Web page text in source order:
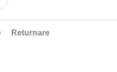
Returnare